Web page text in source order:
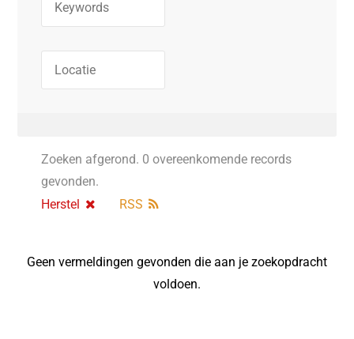
Zoeken afgerond. 0 overeenkomende records
gevonden.
Herstel
RSS
Geen vermeldingen gevonden die aan je zoekopdracht
voldoen.